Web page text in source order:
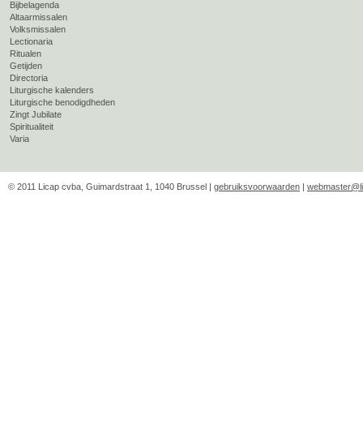
Bijbelagenda
Altaarmissalen
Volksmissalen
Lectionaria
Ritualen
Getijden
Directoria
Liturgische kalenders
Liturgische benodigdheden
Zingt Jubilate
Spiritualiteit
Varia
© 2011 Licap cvba, Guimardstraat 1, 1040 Brussel | gebruiksvoorwaarden